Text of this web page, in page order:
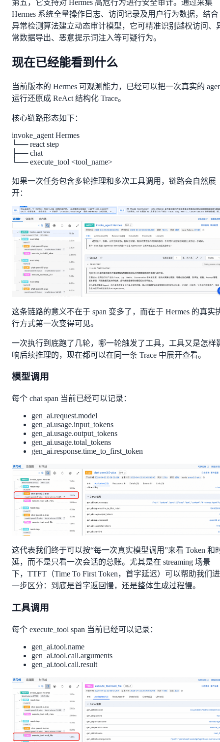
第五，它支持对 Hermes 高危行为进行安全审计。通过采集
Hermes 系统全量操作日志、访问记录及用户行为数据，结合
异常检测算法建立动态审计模型，它可精准识别越权访问、
常数据导出、恶意提示词注入等可疑行为。
现在已经能看到什么
当前版本的 Hermes 可观测能力，已经可以把一次真实的
运行还原成 ReAct 结构化 Trace。
核心链路形态如下：
invoke_agent Hermes
└── react step
├── chat
└── execute_tool <tool_name>
如果一次任务包含多轮推理和多次工具调用，链路会自然展
开：
这条链路的意义不在于 span 变多了，而在于 Hermes 的真实
行方式第一次变得可见。
一次执行到底跑了几轮，哪一轮触发了工具，工具又是怎样
响后续推理的，现在都可以在同一条 Trace 中展开查看。
模型调用
每个 chat span 当前已经可以记录：
gen_ai.request.model
gen_ai.usage.input_tokens
gen_ai.usage.output_tokens
gen_ai.usage.total_tokens
gen_ai.response.time_to_first_token
这代表我们终于可以按“每一次真实模型调用”来看 Token 和
延，而不是只看一次会话的总账。尤其是在 streaming 场景
下，TTFT（Time To First Token，首字延迟）可以帮助我们进
一步区分：到底是首字返回慢，还是整体生成过程慢。
工具调用
每个 execute_tool span 当前已经可以记录：
gen_ai.tool.name
gen_ai.tool.call.arguments
gen_ai.tool.call.result